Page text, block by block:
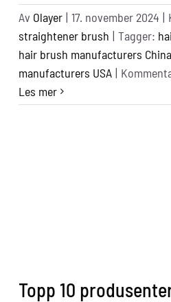
Av Olayer | 17. november 2024 |
straightener brush | Tagger:
hair brush manufacturers China
manufacturers USA |
Les mer
Topp 10